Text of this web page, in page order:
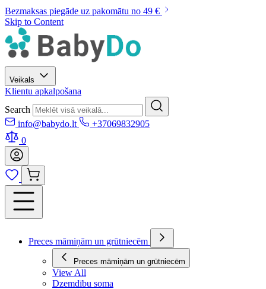
Bezmaksas piegāde uz pakomātu no 49 €
Skip to Content
Veikals
Klientu apkalpošana
Search
info@babydo.lt
+37069832905
0
Preces māmiņām un grūtniecēm
Preces māmiņām un grūtniecēm
View All
Dzemdību soma